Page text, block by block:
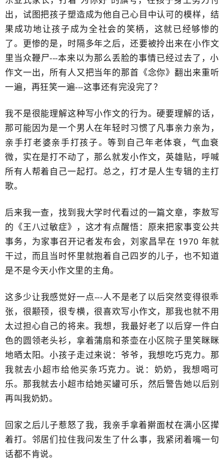
出，试图把孩子塑造成为他自己心目中认可的模样，结
果成功地让孩子成为全社会的笑柄，这就已经够惨的
了。更惨的是，时隔多年之后，还要被拎出来在小作文
里当众鞭尸---本来以为那么丢脸的事情已经过去了，小
作文一出，所有人又把当年的那首《念你》翻出来重听
一遍，再狂笑一遍---这事还有完没完了？
我不是很能理解这种写小作文的行为。硬要理解的话，
那可能因为是一个男人在年轻时习惯了凡事亲力亲为，
亲手打老婆亲手打孩子。等到自己年老体衰，气血衰
微，实在是打不动了，那么就发小作文，英雄贴，呼喊
所有人帮着自己一起打。总之，打才是人生专辑的主打
歌。
后来我一查，找到我大学时代看过的一篇文章，李敖写
的《王八过敏症》，这才有点醒悟：原来把家事变公共
事务，为家事召开记者发布会，刘家昌早在 1970 年就
干过，而且当时怀里就抱着自己四岁的儿子，也不知道
是不是今天小作文里的主角。
这多少让我感觉好一点---人不是老了以后突然变得很乖
张，很颟顸，很专横，很喜欢写小作文，那我也就不用
太过担心自己的将来。我想，我最好老了以后穿一件白
色的圆领老头衫，拿着蒲扇和茶壶在小区院子里笑眯眯
地晒太阳。小孩子走过来说：爷爷，我想吃巧克力。那
我就去小超市给他买条巧克力。说：奶奶，我想喝可
乐。那我就去小超市给她买罐可乐，然后警告她以后别
再叫我奶奶。
回家之后儿子惹怒了我，我亲手拿着擀面杖​在满小区撵
着打。邻居们拉住我问发生了什么事，我紧闭着嘴一句
话​都不肯说。